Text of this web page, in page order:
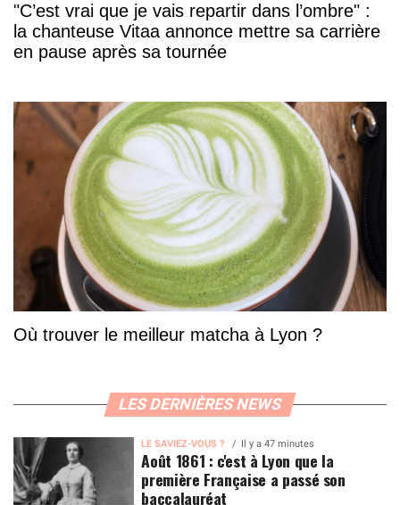
"C’est vrai que je vais repartir dans l’ombre" :
la chanteuse Vitaa annonce mettre sa carrière
en pause après sa tournée
Où trouver le meilleur matcha à Lyon ?
LES DERNIÈRES NEWS
LE SAVIEZ-VOUS ? Il y a 47 minutes
Août 1861 : c'est à Lyon que la
première Française a passé son
baccalauréat